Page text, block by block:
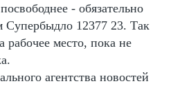
- обязательно
Супербыдло 12377 23. Так
место, пока не
агентства новостей